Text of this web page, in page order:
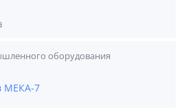
оборудования
МЕКА-7